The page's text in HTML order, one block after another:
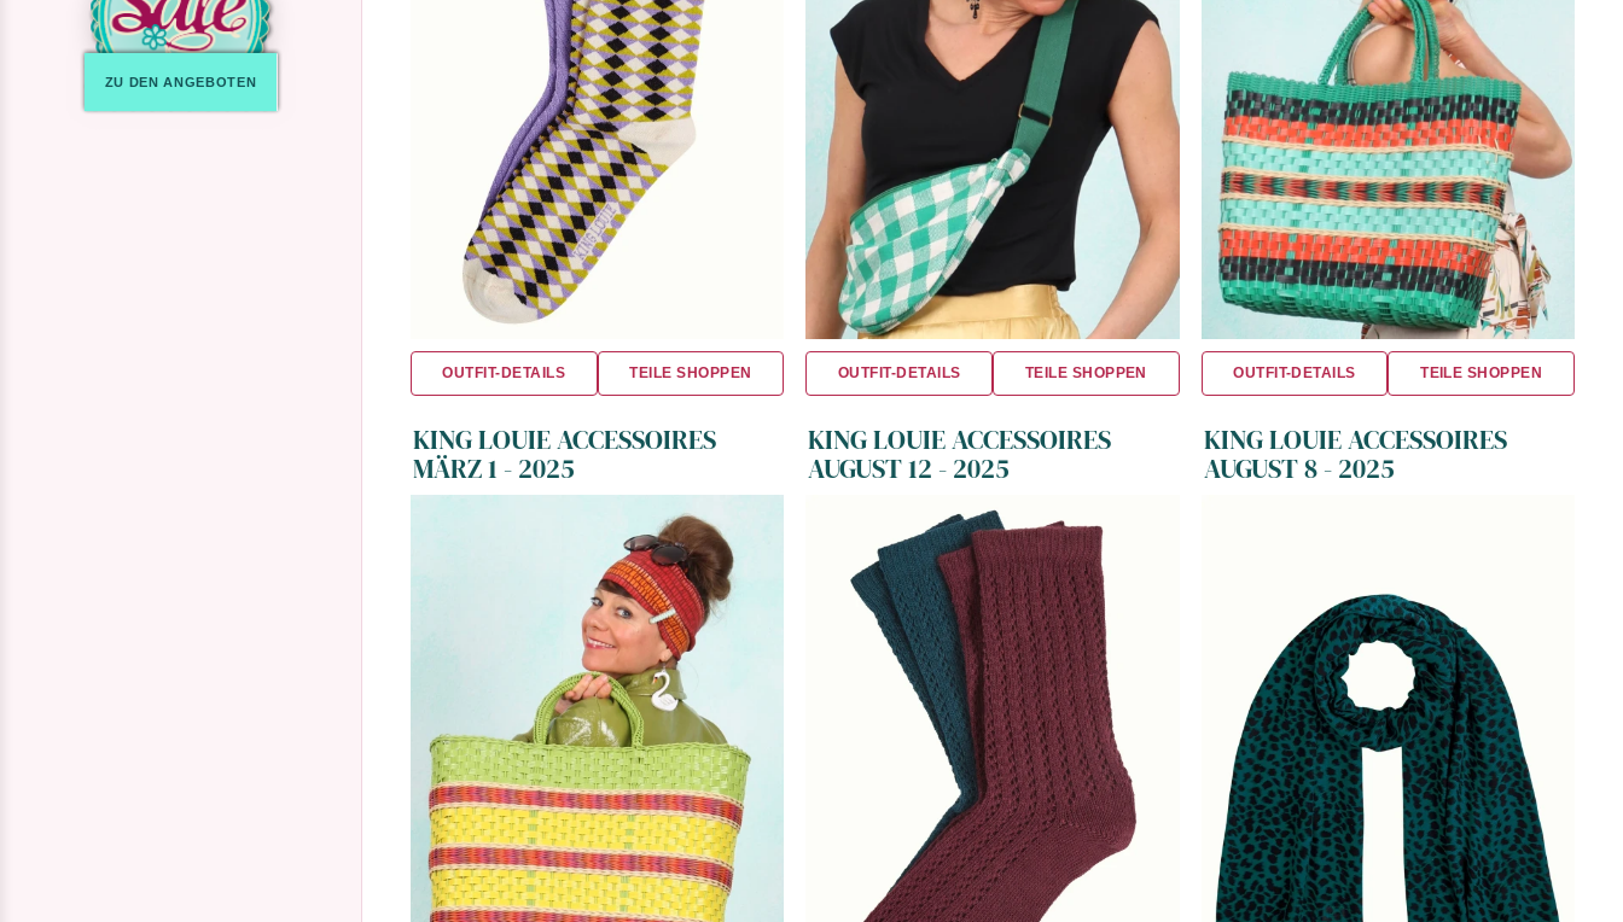
ZU DEN ANGEBOTEN
OUTFIT-DETAILS TEILE SHOPPEN OUTFIT-DETAILS TEILE SHOPPEN OUTFIT-DETAILS TEILE SHOPPEN
KING LOUIE ACCESSOIRES
MÄRZ 1 - 2025
KING LOUIE ACCESSOIRES
AUGUST 12 - 2025
KING LOUIE ACCESSOIRES
AUGUST 8 - 2025